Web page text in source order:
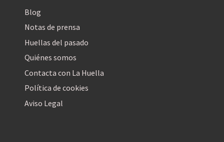
Blog
Notas de prensa
Huellas del pasado
Quiénes somos
Contacta con La Huella
Política de cookies
Aviso Legal